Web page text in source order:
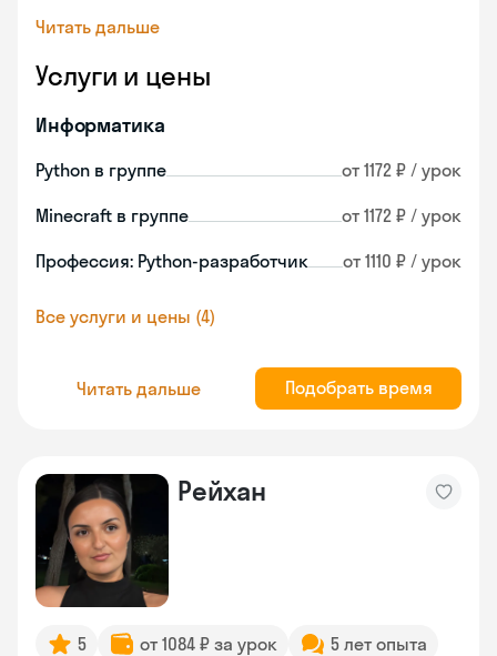
Читать дальше
Услуги и цены
Информатика
Python в группе от 1172 ₽ / урок
Minecraft в группе от 1172 ₽ / урок
Профессия: Python-разработчик от 1110 ₽ / урок
Все услуги и цены (4)
Читать дальше Подобрать время
Рейхан
5 от 1084 ₽ за урок 5 лет опыта